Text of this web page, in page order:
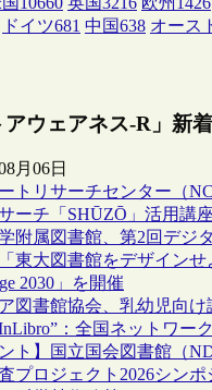
ドイツ681 中国638 オース
アウェアネス-R」新
月06日
トリサーチセンター（
ーチ「SHŪZŌ」活用講
附属図書館、第2回デジ
東大図書館をデザインせ
2030」を開催
図書館協会、乳幼児向
：全国ネットワー
ント】国立国会図書館（
プロジェクト2026シン